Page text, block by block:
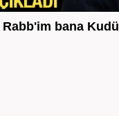
bana